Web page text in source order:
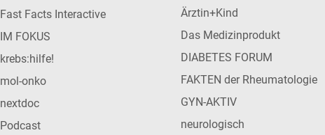
Fast Facts Interactive
IM FOKUS
krebs:hilfe!
mol-onko
nextdoc
Podcast
Ärztin+Kind
Das Medizinprodukt
DIABETES FORUM
FAKTEN der Rheumatologie
GYN-AKTIV
neurologisch